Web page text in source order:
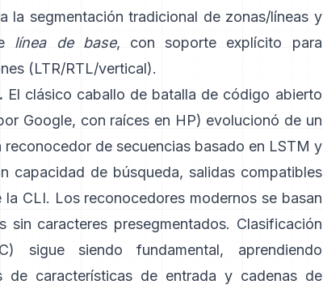
la segmentación tradicional de zonas/líneas y
línea de base, con soporte explícito para
(LTR/RTL/vertical).
El clásico caballo de batalla de código abierto
Google, con raíces en HP) evolucionó de un
de secuencias basado en LSTM y
capacidad de búsqueda, salidas compatibles
la CLI. Los reconocedores modernos se basan
sin caracteres presegmentados. Clasificación
sigue siendo fundamental, aprendiendo
de características de entrada y cadenas de